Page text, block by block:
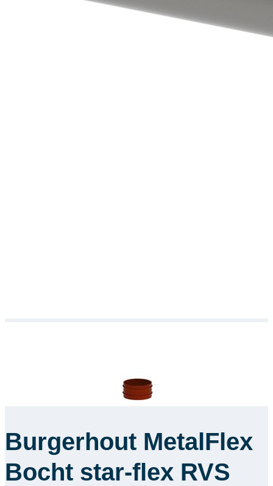
Burgerhout MetalFlex
Bocht star-flex RVS